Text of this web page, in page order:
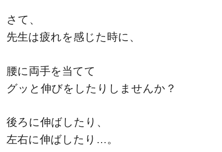
さて、
先生は疲れを感じた時に、
腰に両手を当てて
グッと伸びをしたりしませんか？
後ろに伸ばしたり、
左右に伸ばしたり…。